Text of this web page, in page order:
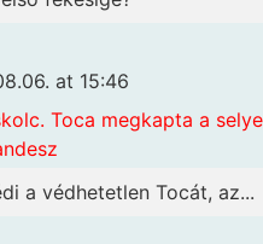
at 15:46
Toca megkapta a
a védhetetlen Tocát, az...